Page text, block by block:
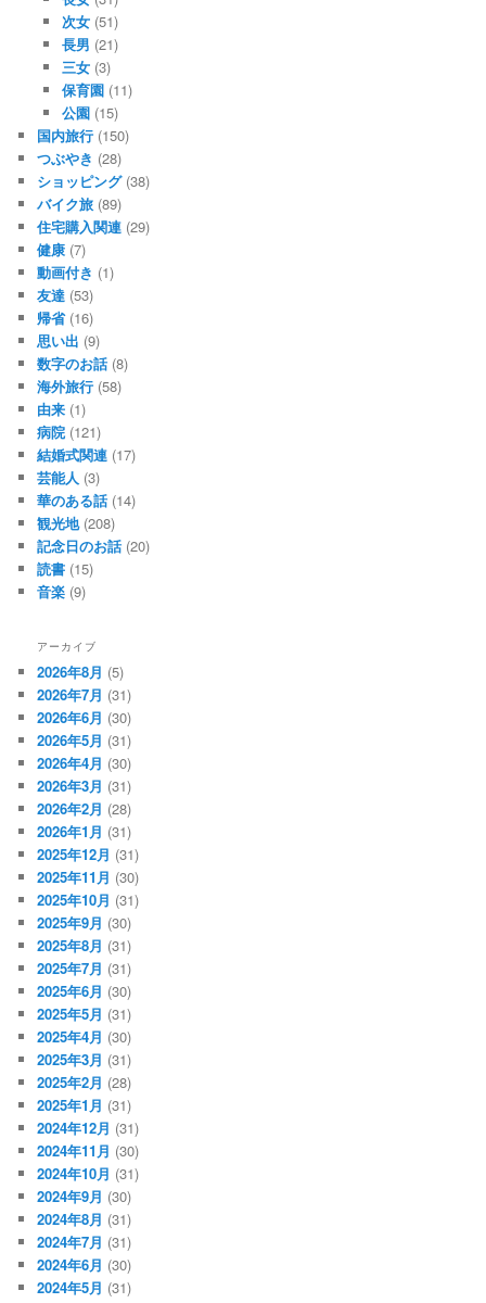
次女(51)
長男 (21)
三女(3)
保育園(11)
公園(15)
国内旅行 (150)
つぶやき (28)
ショッピング(38)
バイク旅 (89)
住宅購入関連 (29)
健康 (7)
動画付き (1)
友達 (53)
帰省(16)
思い出 (9)
数字のお話 (8)
海外旅行 (58)
由来 (1)
病院 (121)
結婚式関連 (17)
芸能人 (3)
華のある話 (14)
観光地(208)
記念日のお話 (20)
読書 (15)
音楽 (9)
アーカイブ
2026年8月 (5)
2026年7月 (31)
2026年6月 (30)
2026年5月 (31)
2026年4月 (30)
2026年3月 (31)
2026年2月 (28)
2026年1月 (31)
2025年12月 (31)
2025年11月 (30)
2025年10月 (31)
2025年9月 (30)
2025年8月 (31)
2025年7月 (31)
2025年6月 (30)
2025年5月 (31)
2025年4月 (30)
2025年3月 (31)
2025年2月 (28)
2025年1月 (31)
2024年12月 (31)
2024年11月 (30)
2024年10月 (31)
2024年9月 (30)
2024年8月 (31)
2024年7月 (31)
2024年6月 (30)
2024年5月 (31)